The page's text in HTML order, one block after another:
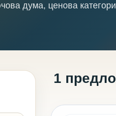
дума, ценова
1